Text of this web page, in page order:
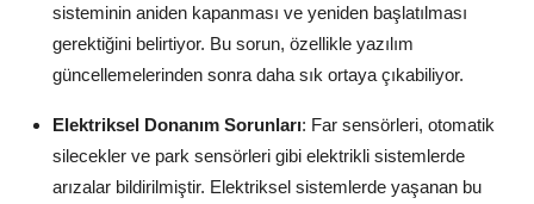
sisteminin aniden kapanması ve yeniden başlatılması
gerektiğini belirtiyor. Bu sorun, özellikle yazılım
güncellemelerinden sonra daha sık ortaya çıkabiliyor.
Elektriksel Donanım Sorunları: Far sensörleri, otomatik
silecekler ve park sensörleri gibi elektrikli sistemlerde
arızalar bildirilmiştir. Elektriksel sistemlerde yaşanan bu